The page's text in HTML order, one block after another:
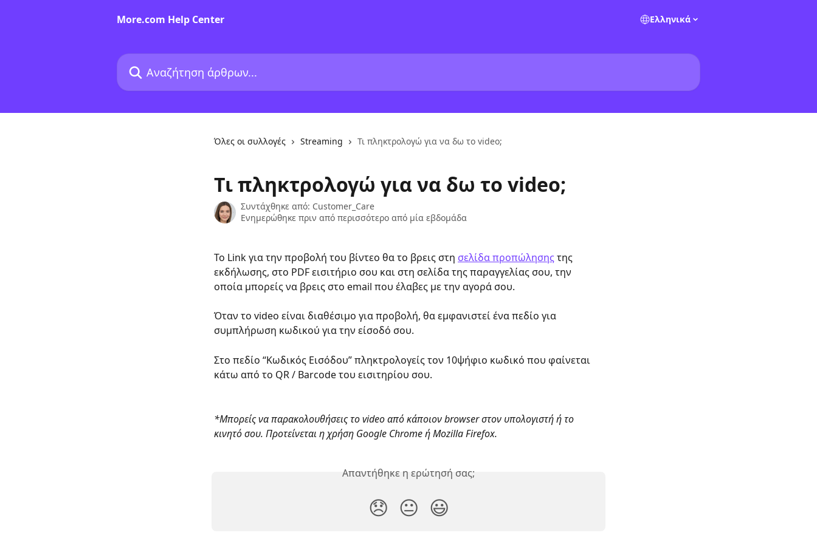
More.com Help Center
Ελληνικά
Αναζήτηση άρθρων...
Όλες οι συλλογές Streaming Τι πληκτρολογώ για να δω το video;
Τι πληκτρολογώ για να δω το video;
Συντάχθηκε από: Customer_Care
Ενημερώθηκε πριν από περισσότερο από μία εβδομάδα
Το Link για την προβολή του βίντεο θα το βρεις στη σελίδα προπώλησης της
εκδήλωσης, στο PDF εισιτήριο σου και στη σελίδα της παραγγελίας σου, την
οποία μπορείς να βρεις στο email που έλαβες με την αγορά σου.
Όταν το video είναι διαθέσιμο για προβολή, θα εμφανιστεί ένα πεδίο για
συμπλήρωση κωδικού για την είσοδό σου.
Στο πεδίο “Κωδικός Εισόδου” πληκτρολογείς τον 10ψήφιο κωδικό που φαίνεται
κάτω από το QR / Barcode του εισιτηρίου σου.
*Μπορείς να παρακολουθήσεις το video από κάποιον browser στον υπολογιστή ή το
κινητό σου. Προτείνεται η χρήση Google Chrome ή Mozilla Firefox.
Απαντήθηκε η ερώτησή σας;
😞 😐 😃